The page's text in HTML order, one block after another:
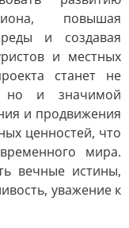
повышая
и создавая
и местных
станет не
но и значимой
и продвижения
ценностей, что
мира.
вечные истины,
уважение к